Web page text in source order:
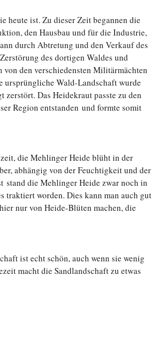
heute ist. Zu dieser Zeit begannen die
den Hausbau und für die Industrie,
durch Abtretung und den Verkauf des
des dortigen Waldes und
von den verschiedensten Militärmächten
ursprüngliche Wald-Landschaft wurde
Das Heidekraut passte zu den
Region entstanden und formte somit
die Mehlinger Heide blüht in der
abhängig von der Feuchtigkeit und der
stand die Mehlinger Heide zwar noch in
traktiert worden. Dies kann man auch gut
nur von Heide-Blüten machen, die
ist echt schön, auch wenn sie wenig
macht die Sandlandschaft zu etwas